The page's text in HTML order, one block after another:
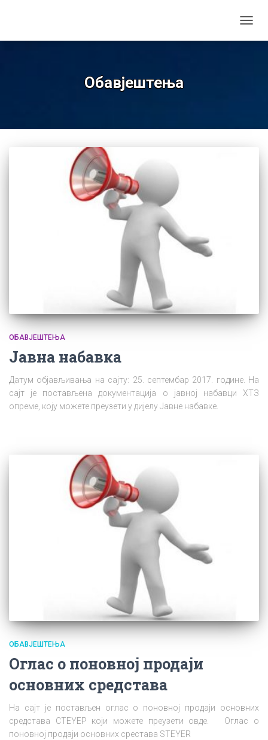
Обавјештења
ОБАВЈЕШТЕЊА
Јавна набавка
Датум објављивања на сајту: 25. септембар 2017. године. На
сајт је постављена документација о јавној набавци ХТЗ
опреме, коју можете преузети у дијелу Јавне набавке.
ОБАВЈЕШТЕЊА
Оглас о поновној продаји
основних средстава
На сајт је постављен оглас о поновној продаји основних
средстава СТЕYЕР који можете преузети овде. Оглас о
поновној продаји основних срестава STEYER